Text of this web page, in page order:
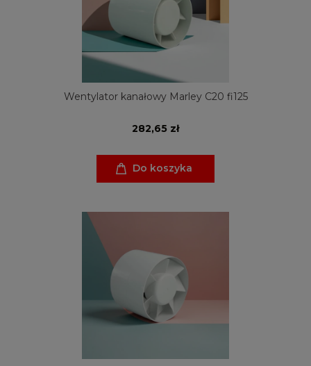
Wentylator kanałowy Marley C20 fi125
282,65 zł
Do koszyka